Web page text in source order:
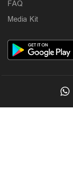
വീഴ്ചയില്ല;
4 hours ago
FAQ
Media Kit